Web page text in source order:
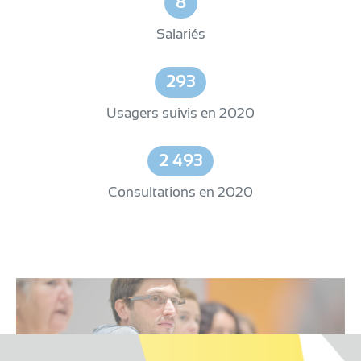
Salariés
293
Usagers suivis en 2020
2 493
Consultations en 2020